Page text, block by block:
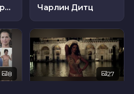
Лука Моран-Пароди Чарлин Дитц
8 27